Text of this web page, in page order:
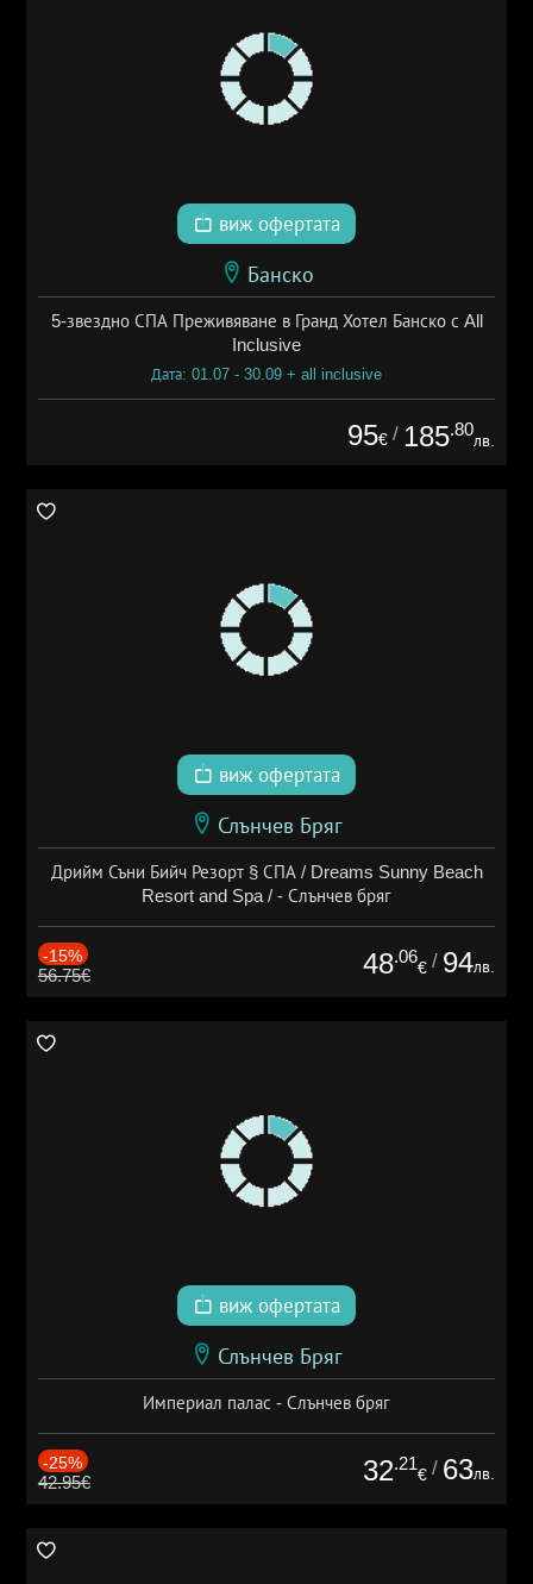
виж офертата
Банско
5-звездно СПА Преживяване в Гранд Хотел Банско с All
Inclusive
Дата: 01.07 - 30.09 + all inclusive
95€ / 185.80
лв.
виж офертата
Слънчев Бряг
Дрийм Съни Бийч Резорт § СПА / Dreams Sunny Beach
Resort and Spa / - Слънчев бряг
-15%
56.75€ 48.06
€ / 94лв.
виж офертата
Слънчев Бряг
Империал палас - Слънчев бряг
-25%
42.95€ 32.21
€ / 63лв.